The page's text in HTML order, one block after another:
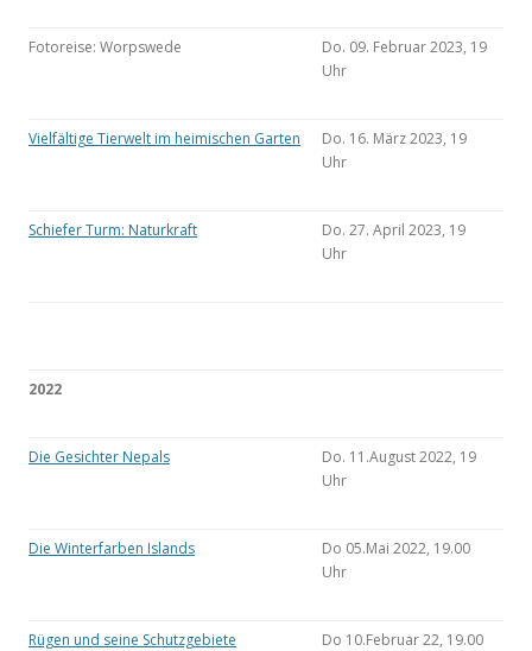
Fotoreise: Worpswede
Do. 09. Februar 2023, 19
Uhr
Vielfältige Tierwelt im heimischen Garten
Do. 16. März 2023, 19
Uhr
Schiefer Turm: Naturkraft
Do. 27. April 2023, 19
Uhr
2022
Die Gesichter Nepals
Do. 11.August 2022, 19
Uhr
Die Winterfarben Islands
Do 05.Mai 2022, 19.00
Uhr
Rügen und seine Schutzgebiete
Do 10.Februar 22, 19.00